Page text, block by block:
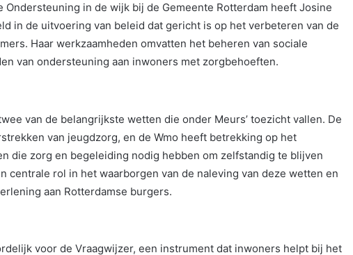
Ondersteuning in de wijk bij de Gemeente Rotterdam heeft Josine
in de uitvoering van beleid dat gericht is op het verbeteren van de
Haar werkzaamheden omvatten het beheren van sociale
van ondersteuning aan inwoners met zorgbehoeften.
van de belangrijkste wetten die onder Meurs’ toezicht vallen. De
van jeugdzorg, en de Wmo heeft betrekking op het
die zorg en begeleiding nodig hebben om zelfstandig te blijven
centrale rol in het waarborgen van de naleving van deze wetten en
aan Rotterdamse burgers.
voor de Vraagwijzer, een instrument dat inwoners helpt bij het